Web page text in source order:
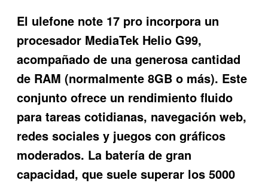
El ulefone note 17 pro incorpora un
procesador MediaTek Helio G99,
acompañado de una generosa cantidad
de RAM (normalmente 8GB o más). Este
conjunto ofrece un rendimiento fluido
para tareas cotidianas, navegación web,
redes sociales y juegos con gráficos
moderados. La batería de gran
capacidad, que suele superar los 5000